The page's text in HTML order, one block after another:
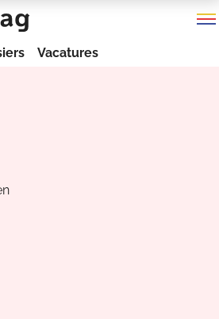
Vacatures